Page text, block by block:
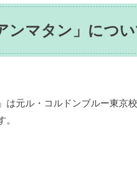
ンマタン」につ
は元ル・コルドンブルー東京